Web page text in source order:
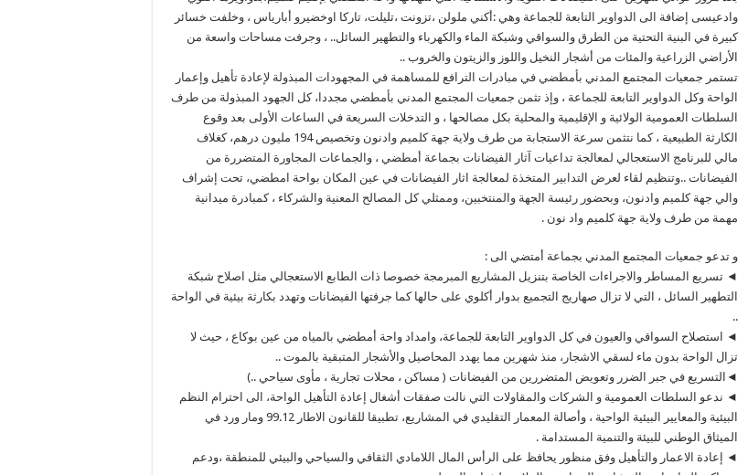
وادعيسى إضافة الى الدواوير التابعة للجماعة وهي :أكني ملولن ،تزونت ،تليلت، تاركا اوخضيرو أبارياس ، وخلفت خسائر
كبيرة في البنية التحتية من الطرق والسواقي وشبكة الماء والكهرباء والتطهير السائل.. ، وجرفت مساحات واسعة من
الأراضي الزراعية والمئات من أشجار النخيل واللوز والزيتون والخروب ..
تستمر جمعيات المجتمع المدني بأمطضي في مبادرات الترافع للمساهمة في المجهودات المبذولة لإعادة تأهيل وإعمار
الواحة وكل الدواوير التابعة للجماعة ، وإذ تثمن جمعيات المجتمع المدني بأمطضي مجددا، كل الجهود المبذولة من طرف
السلطات العمومية الولائية و الإقليمية والمحلية بكل مصالحها ، و التدخلات السريعة في الساعات الأولى بعد وقوع
الكارثة الطبيعية ، كما نتثمن سرعة الاستجابة من طرف ولاية جهة كلميم وادنون وتخصيص 194 مليون درهم، كغلاف
مالي للبرنامج الاستعجالي لمعالجة تداعيات آثار الفيضانات بجماعة أمطضي ، والجماعات المجاورة المتضررة من
الفيضانات ..وتنظيم لقاء لعرض التدابير المتخذة لمعالجة اثار الفيضانات في عين المكان بواحة امطضي، تحت إشراف
والي جهة كلميم وادنون، وبحضور رئيسة الجهة والمنتخبين، وممثلي كل المصالح المعنية والشركاء ، كمبادرة ميدانية
مهمة من طرف ولاية جهة كلميم واد نون .
و تدعو جمعيات المجتمع المدني بجماعة أمتضي الى :
◄ تسريع المساطر والاجراءات الخاصة بتنزيل المشاريع المبرمجة خصوصا ذات الطابع الاستعجالي مثل اصلاح شبكة
التطهير السائل ، التي لا تزال صهاريج التجميع بدوار أكلوي على حالها كما جرفتها الفيضانات وتهدد بكارثة بيئية في الواحة
..
◄ استصلاح السواقي والعيون في كل الدواوير التابعة للجماعة، وامداد واحة أمطضي بالمياه من عين بوكاع ، حيث لا
تزال الواحة بدون ماء لسقي الاشجار، منذ شهرين مما يهدد المحاصيل والأشجار المتبقية بالموت ..
◄التسريع في جبر الضرر وتعويض المتضررين من الفيضانات ( مساكن ، محلات تجارية ، مأوى سياحي ..)
◄ ندعو السلطات العمومية و الشركات والمقاولات التي نالت صفقات أشغال إعادة التأهيل الواحة، الى احترام النظم
البيئية والمعايير البيئية الواحية ، وأصالة المعمار التقليدي في المشاريع، تطبيقا للقانون الاطار 99.12 ومار ورد في
الميثاق الوطني للبيئة والتنمية المستدامة .
◄ إعادة الاعمار والتأهيل وفق منظور يحافظ على الرأس المال اللامادي الثقافي والسياحي والبيئي للمنطقة ،ودعم